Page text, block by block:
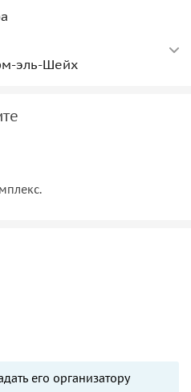
эль-Шейх
его организатору